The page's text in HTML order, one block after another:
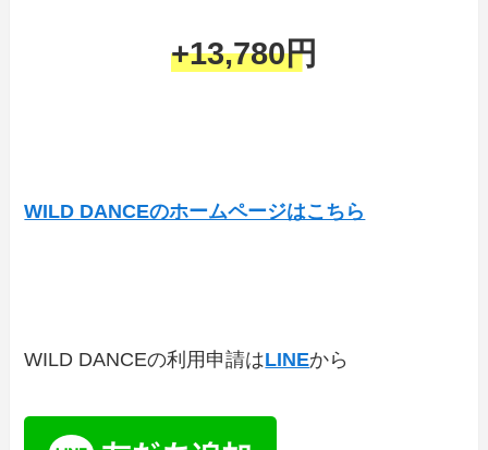
+13,780円
WILD DANCEのホームページはこちら
WILD DANCEの利用申請はLINEから